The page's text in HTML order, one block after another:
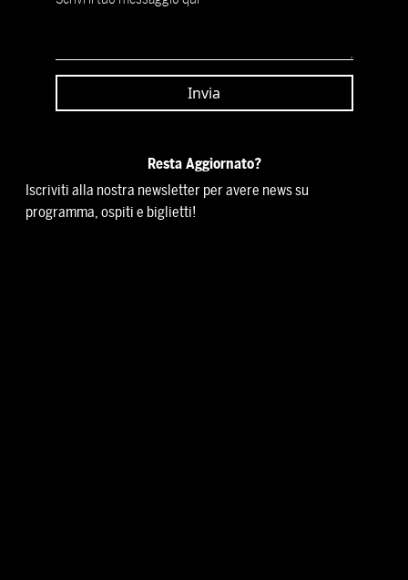
Resta Aggiornato?
Iscriviti alla nostra newsletter per avere news su
programma, ospiti e biglietti!